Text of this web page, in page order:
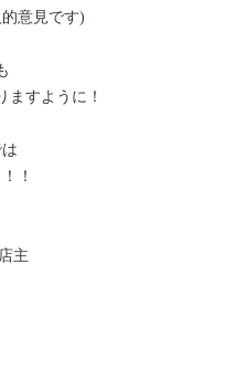
意見です)
ますように！
！
主